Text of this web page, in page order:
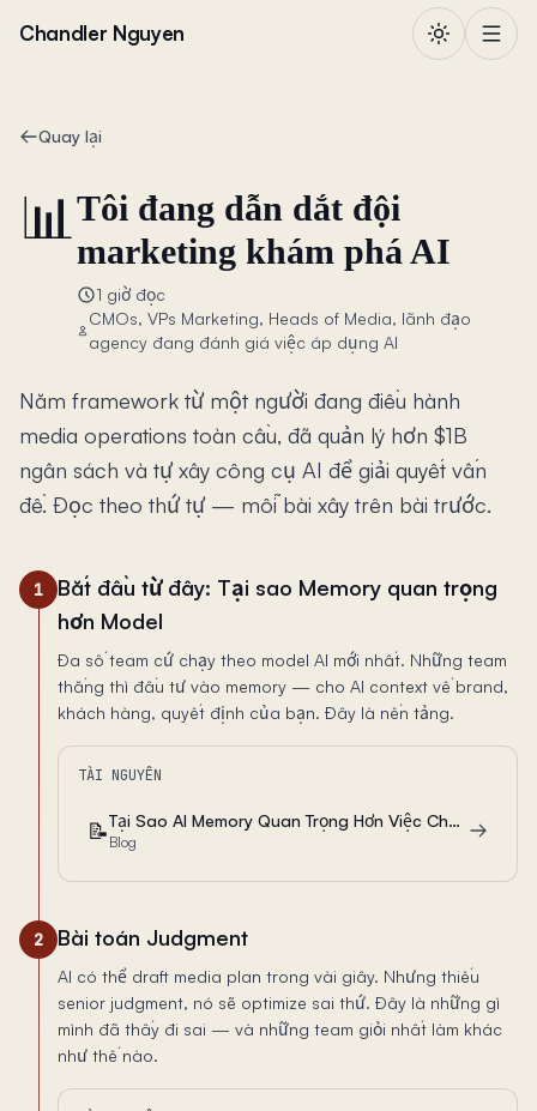
Chandler Nguyen
Quay lại
📊Tôi đang dẫn dắt đội
marketing khám phá AI
1 giờ đọc
CMOs, VPs Marketing, Heads of Media, lãnh đạo
agency đang đánh giá việc áp dụng AI
Năm framework từ một người đang điều hành
media operations toàn cầu, đã quản lý hơn $1B
ngân sách và tự xây công cụ AI để giải quyết vấn
đề. Đọc theo thứ tự — mỗi bài xây trên bài trước.
1
Bắt đầu từ đây: Tại sao Memory quan trọng
hơn Model
Đa số team cứ chạy theo model AI mới nhất. Những team
thắng thì đầu tư vào memory — cho AI context về brand,
khách hàng, quyết định của bạn. Đây là nền tảng.
TÀI NGUYÊN
📝 Tại Sao AI Memory Quan Trọng Hơn Việc Chọn Model Cho Marketing Teams
Blog
2 Bài toán Judgment
AI có thể draft media plan trong vài giây. Nhưng thiếu
senior judgment, nó sẽ optimize sai thứ. Đây là những gì
mình đã thấy đi sai — và những team giỏi nhất làm khác
như thế nào.